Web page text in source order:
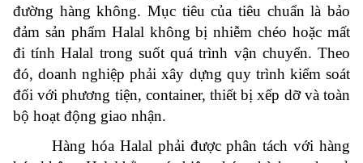
đường hàng không. Mục tiêu của tiêu chuẩn là bảo
đảm sản phẩm Halal không bị nhiễm chéo hoặc mất
đi tính Halal trong suốt quá trình vận chuyển. Theo
đó, doanh nghiệp phải xây dựng quy trình kiểm soát
đối với phương tiện, container, thiết bị xếp dỡ và toàn
bộ hoạt động giao nhận.
Hàng hóa Halal phải được phân tách với hàng